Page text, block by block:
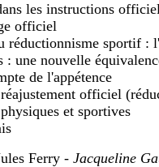
les instructions
officiel
réductionnisme sportif :
: une nouvelle
de l'appétence
officiel
et sportives
Ferry - Jacqueline